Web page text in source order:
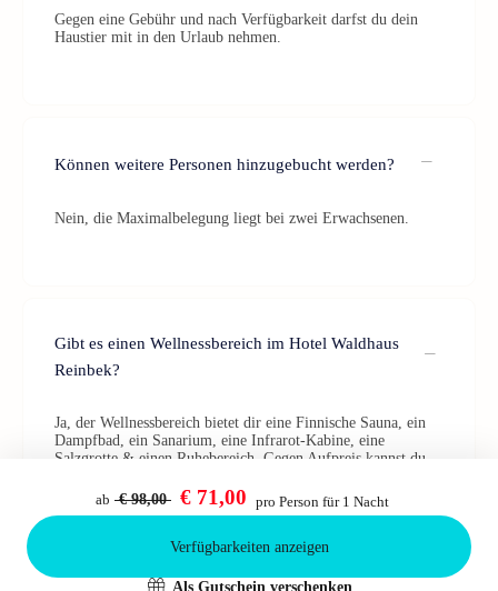
Bestätigen
Gegen eine Gebühr und nach Verfügbarkeit darfst du dein
Haustier mit in den Urlaub nehmen.
Können weitere Personen hinzugebucht werden?
Nein, die Maximalbelegung liegt bei zwei Erwachsenen.
Gibt es einen Wellnessbereich im Hotel Waldhaus
Reinbek?
Ja, der Wellnessbereich bietet dir eine Finnische Sauna, ein
Dampfbad, ein Sanarium, eine Infrarot-Kabine, eine
Salzgrotte & einen Ruhebereich. Gegen Aufpreis kannst du
buchen.ab € 98,00 € 71,00 pro Person für 1 Nacht
Verfügbarkeiten anzeigen
Als Gutschein verschenken